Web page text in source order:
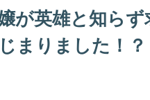
が英雄と知ら
まりました！